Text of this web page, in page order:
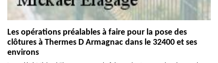
Les opérations préalables à faire pour la pose des
clôtures à Thermes D Armagnac dans le 32400 et ses
environs